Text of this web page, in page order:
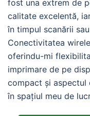
fost una extrem de
calitate excelentă,
în timpul scanării
Conectivitatea
oferindu-mi
imprimare de pe
compact și aspectul
în spațiul meu de